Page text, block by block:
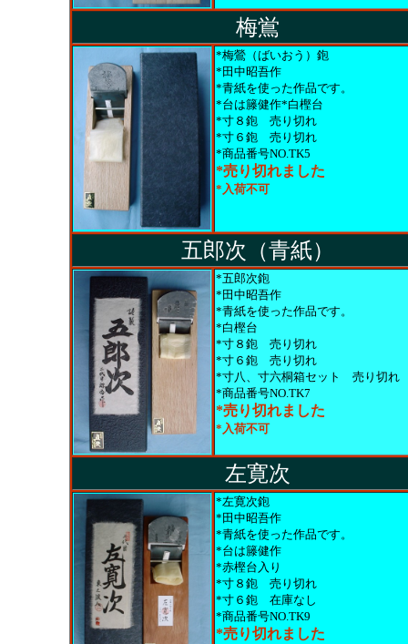
梅鴬
*梅鶯（ばいおう）鉋
*田中昭吾作
*青紙を使った作品です。
*台は籐健作*白樫台
*寸８鉋 売り切れ
*寸６鉋 売り切れ
*商品番号NO.TK5
*売り切れました
*入荷不可
五郎次（青紙）
*五郎次鉋
*田中昭吾作
*青紙を使った作品です。
*白樫台
*寸８鉋 売り切れ
*寸６鉋 売り切れ
*寸八、寸六桐箱セット 売り切れ
*商品番号NO.TK7
*売り切れました
*入荷不可
左寛次
*左寛次鉋
*田中昭吾作
*青紙を使った作品です。
*台は籐健作
*赤樫台入り
*寸８鉋 売り切れ
*寸６鉋 在庫なし
*商品番号NO.TK9
*売り切れました